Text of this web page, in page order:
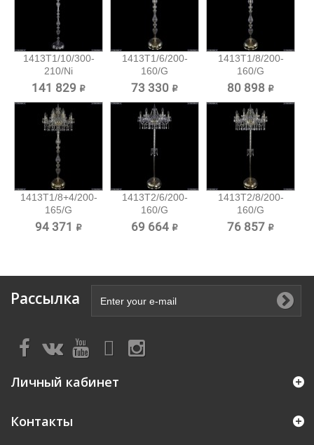
1413T1/10/300-
210/Ni
Хрустальный...
141 829 ₽
1413T1/6/200-
160/G
Хрустальный
73 330 ₽
1413T1/8/200-
160/G
Хрустальный
80 898 ₽
1413T1/8+4/200-
165/G
Хрустальный...
94 371 ₽
1413T2/6/200-
160/G
Хрустальный
69 664 ₽
1413T2/8/200-
160/G
Хрустальный
76 857 ₽
Рассылка
Личный кабинет
Контакты